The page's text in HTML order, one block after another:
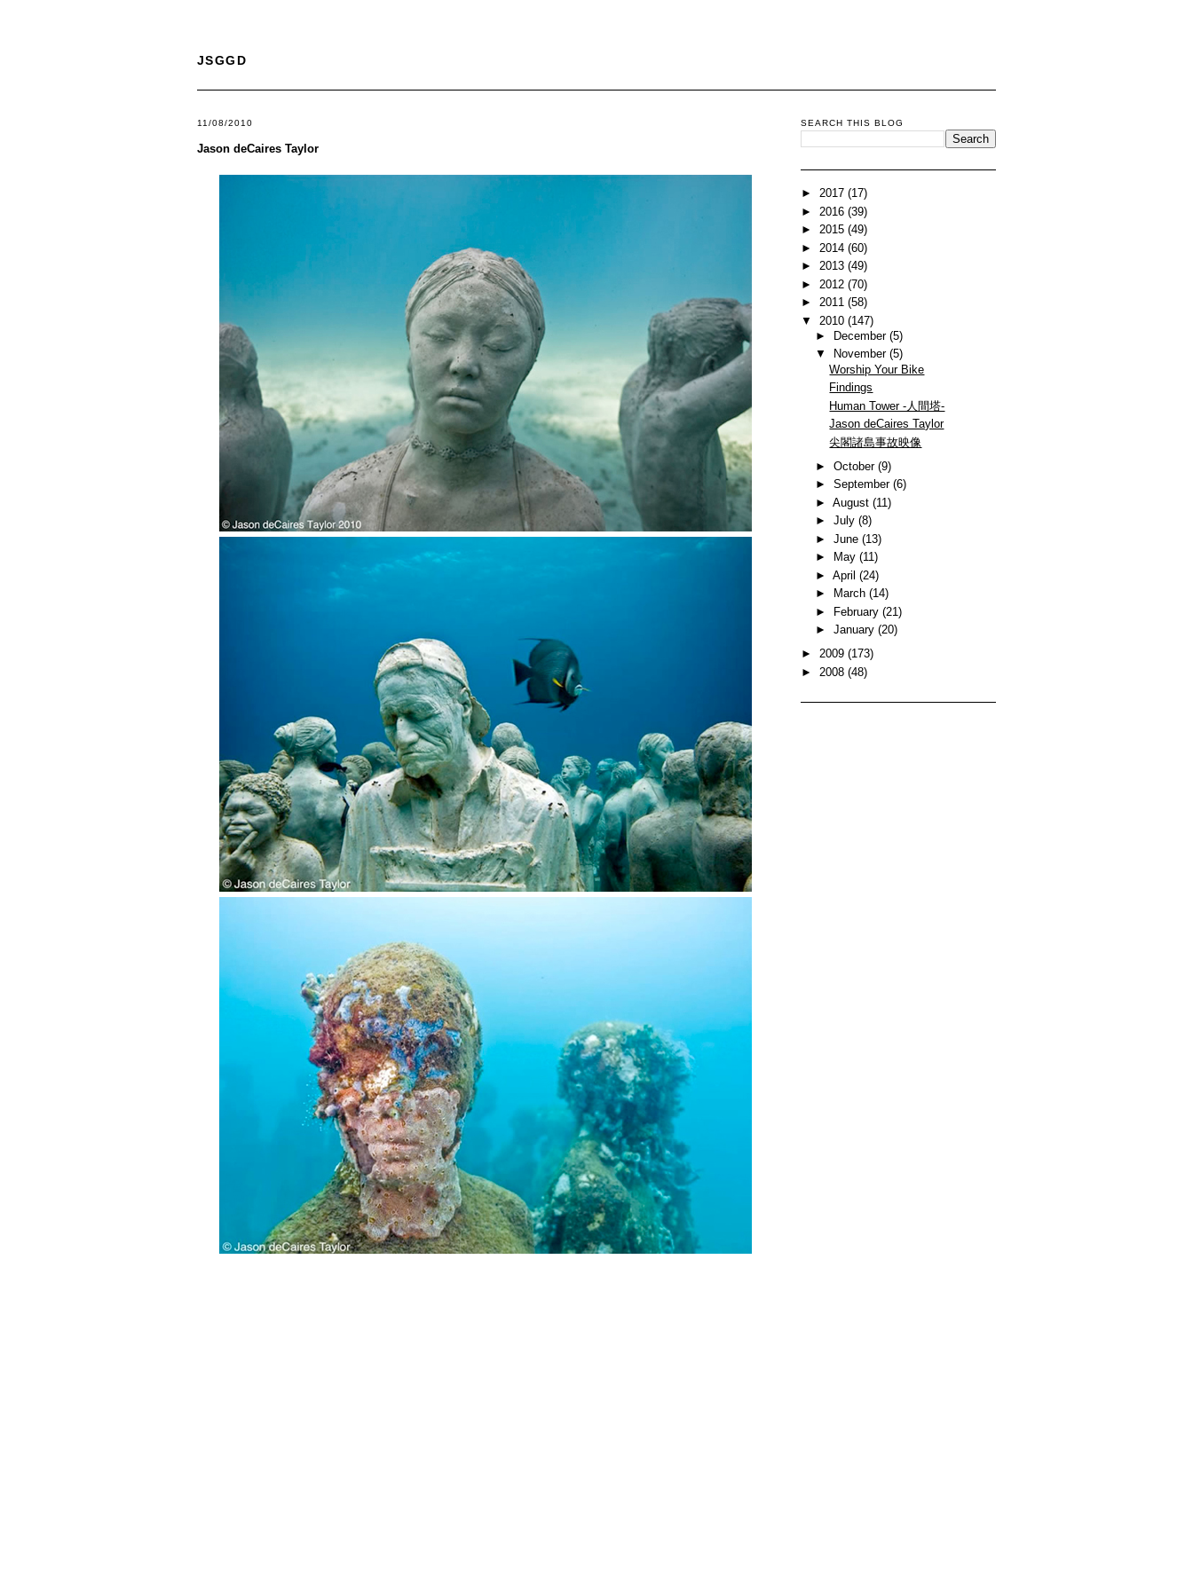
JSGGD
11/08/2010
Jason deCaires Taylor
SEARCH THIS BLOG
► 2017 (17)
► 2016 (39)
► 2015 (49)
► 2014 (60)
► 2013 (49)
► 2012 (70)
► 2011 (58)
▼ 2010 (147)
►
December (5)
▼
November (5)
Worship Your Bike
Findings
Human Tower -人間塔-
Jason deCaires Taylor
尖閣諸島事故映像
► October (9)
► September (6)
► August (11)
► July (8)
► June (13)
►
May (11)
► April (24)
►
March (14)
► February (21)
► January (20)
► 2009 (173)
► 2008 (48)